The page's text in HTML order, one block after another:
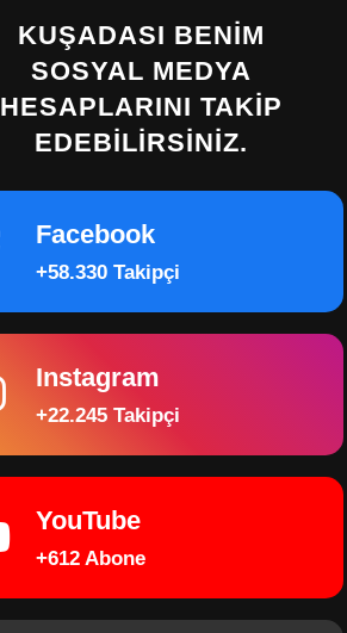
KUŞADASI BENIM
SOSYAL MEDYA
HESAPLARINI TAKIP
EDEBILIRSINIZ.
Facebook
+58.330 Takipçi
Instagram
+22.245 Takipçi
YouTube
+612 Abone